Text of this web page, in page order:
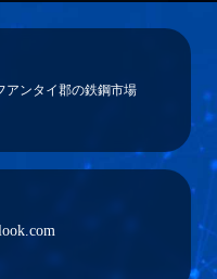
アンタイ郡の鉄鋼市場